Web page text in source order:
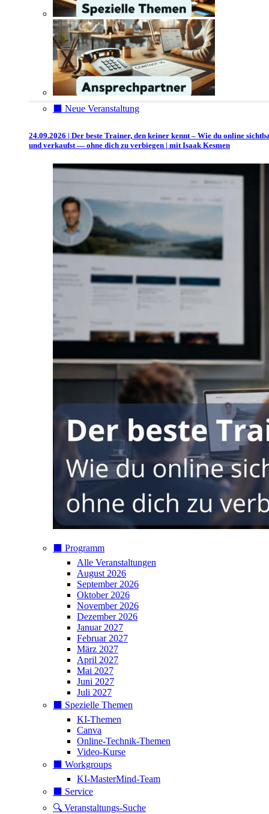
⬛️ Neue Veranstaltung
24.09.2026 | Der beste Trainer, den keiner kennt – Wie du online
und verkaufst — ohne dich zu verbiegen | mit Isaak Kesmen
⬛️ Programm
Alle Veranstaltungen
August 2026
September 2026
Oktober 2026
November 2026
Dezember 2026
Januar 2027
Februar 2027
März 2027
April 2027
Mai 2027
Juni 2027
Juli 2027
⬛️ Spezielle Themen
KI-Themen
Canva
Online-Technik-Themen
Video-Kurse
⬛️ Workgroups
KI-MasterMind-Team
⬛️ Service
🔍 Veranstaltungs-Suche